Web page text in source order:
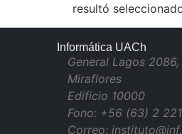
resultó
Informática UACh
General Lagos
Miraflores
Edificio 10000
Fono: +56 (63) 2
Correo: